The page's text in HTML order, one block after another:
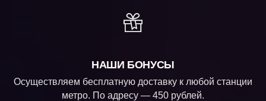
НАШИ БОНУСЫ
Осуществляем бесплатную доставку к любой станции
метро. По адресу — 450 рублей.